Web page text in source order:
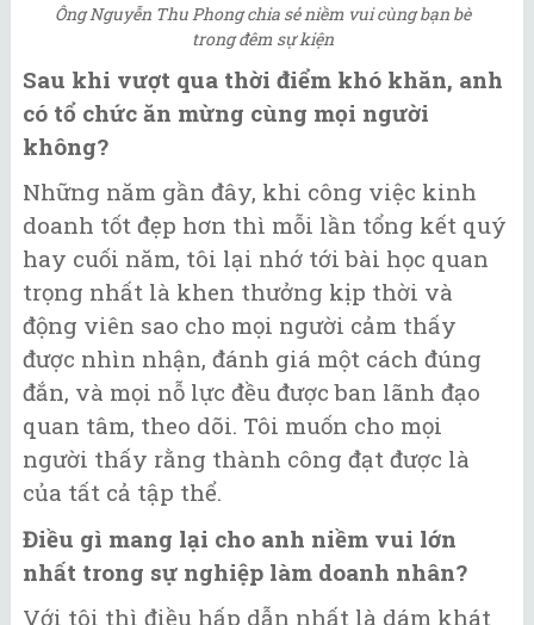
Ông Nguyễn Thu Phong chia sẻ niềm vui cùng bạn bè
trong đêm sự kiện
Sau khi vượt qua thời điểm khó khăn, anh
có tổ chức ăn mừng cùng mọi người
không?
Những năm gần đây, khi công việc kinh
doanh tốt đẹp hơn thì mỗi lần tổng kết quý
hay cuối năm, tôi lại nhớ tới bài học quan
trọng nhất là khen thưởng kịp thời và
động viên sao cho mọi người cảm thấy
được nhìn nhận, đánh giá một cách đúng
đắn, và mọi nỗ lực đều được ban lãnh đạo
quan tâm, theo dõi. Tôi muốn cho mọi
người thấy rằng thành công đạt được là
của tất cả tập thể.
Điều gì mang lại cho anh niềm vui lớn
nhất trong sự nghiệp làm doanh nhân?
Với tôi thì điều hấp dẫn nhất là dám khát